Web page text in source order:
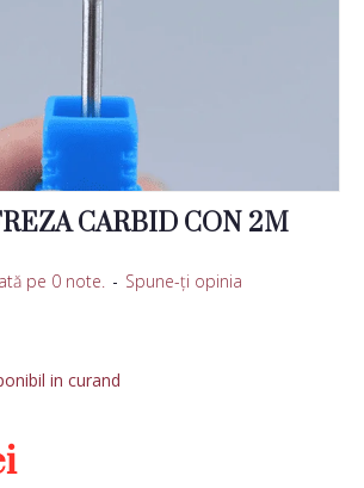
CARBID CON 2M
in curand
pe 0 note. - Spune-ţi opinia